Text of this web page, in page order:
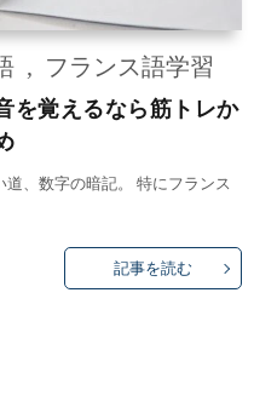
フランス語学習
を覚えるなら筋トレか
、数字の暗記。 特にフランス
記事を読む